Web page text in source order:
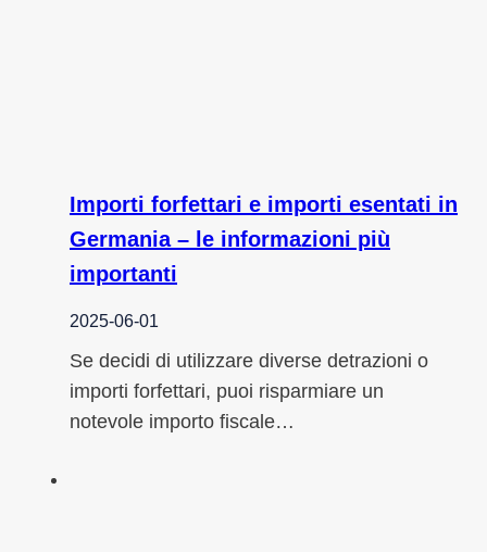
Importi forfettari e importi esentati in
Germania – le informazioni più
importanti
2025-06-01
Se decidi di utilizzare diverse detrazioni o
importi forfettari, puoi risparmiare un
notevole importo fiscale…